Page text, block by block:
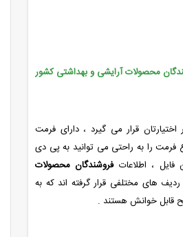
محصولات آرایشی و بهداشتی کشور
اختیارتان قرار می گیرد ، دارای فرمت
را به راحتی می توانید به پی دی
فایل ، اطلاعاتفروشندگان محصولات
ردیف های مختلفی قرار گرفته اند که به
قابل خوانش هستند .